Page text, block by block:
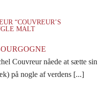
“COUVREUR’S
MALT
Couvreur nåede at sætte sin
på nogle af verdens [...]